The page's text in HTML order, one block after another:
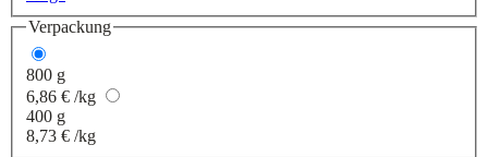
Verpackung
800 g
6,86 € /kg
400 g
8,73 € /kg